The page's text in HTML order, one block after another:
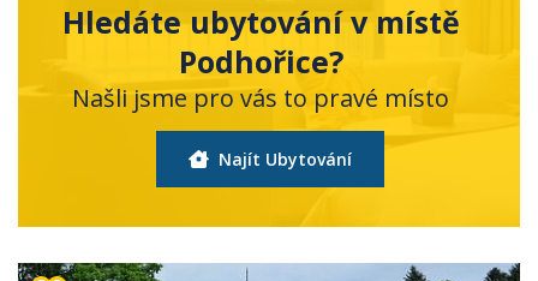
Hledáte ubytování v místě
Podhořice?
Našli jsme pro vás to pravé místo
Najít Ubytování